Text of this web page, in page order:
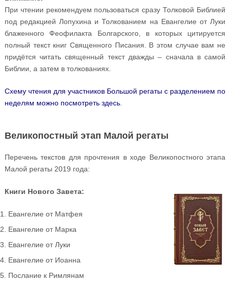
При чтении рекомендуем пользоваться сразу Толковой Библией
под редакцией Лопухина и Толкованием на Евангелие от Луки
блаженного Феофилакта Болгарского, в которых цитируется
полный текст книг Священного Писания. В этом случае вам не
придётся читать священный текст дважды – сначала в самой
Библии, а затем в толкованиях.
Схему чтения для участников Большой регаты с разделением по
неделям можно посмотреть здесь.
Великопостный этап Малой регаты
Перечень текстов для прочтения в ходе Великопостного этапа
Малой регаты 2019 года:
Книги Нового Завета:
Евангелие от Матфея
Евангелие от Марка
Евангелие от Луки
Евангелие от Иоанна
Послание к Римлянам